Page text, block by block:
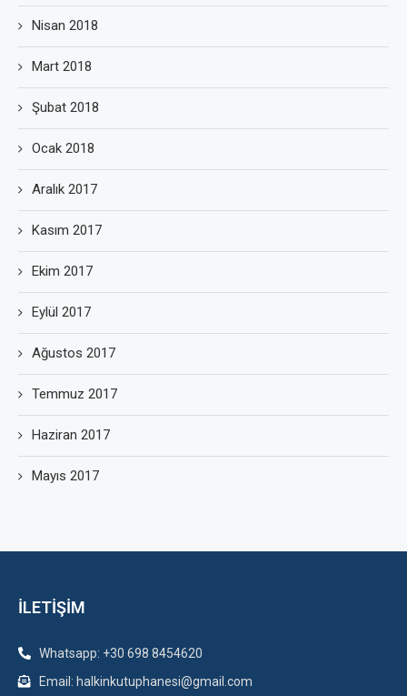
Nisan 2018
Mart 2018
Şubat 2018
Ocak 2018
Aralık 2017
Kasım 2017
Ekim 2017
Eylül 2017
Ağustos 2017
Temmuz 2017
Haziran 2017
Mayıs 2017
İLETİŞİM
Whatsapp: +30 698 8454620
Email: halkinkutuphanesi@gmail.com